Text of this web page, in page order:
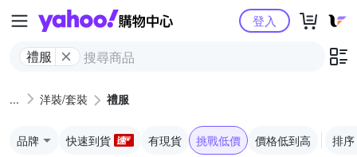
Yahoo購物中心
禮服
登入
洋裝/套裝 禮服
品牌 快速到貨 有現貨 挑戰低價 價格低到高 排序